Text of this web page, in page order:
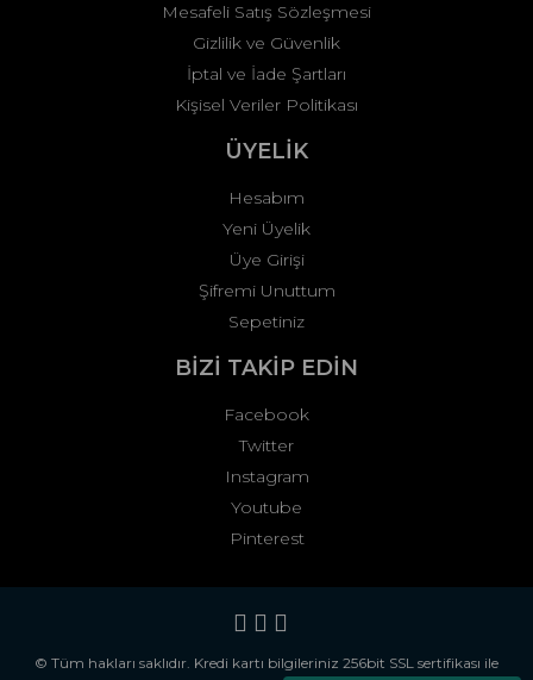
Mesafeli Satış Sözleşmesi
Gizlilik ve Güvenlik
İptal ve İade Şartları
Kişisel Veriler Politikası
ÜYELİK
Hesabım
Yeni Üyelik
Üye Girişi
Şifremi Unuttum
Sepetiniz
BİZİ TAKİP EDİN
Facebook
Twitter
Instagram
Youtube
Pinterest
© Tüm hakları saklıdır. Kredi kartı bilgileriniz 256bit SSL sertifikası ile